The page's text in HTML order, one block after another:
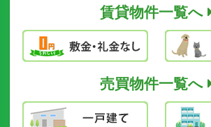
賃貸物件一覧へ
売買物件一覧へ